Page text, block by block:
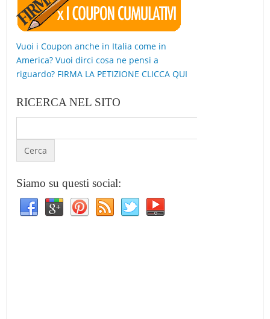
Vuoi i Coupon anche in Italia come in
America? Vuoi dirci cosa ne pensi a
riguardo? FIRMA LA PETIZIONE CLICCA QUI
RICERCA NEL SITO
Siamo su questi social: